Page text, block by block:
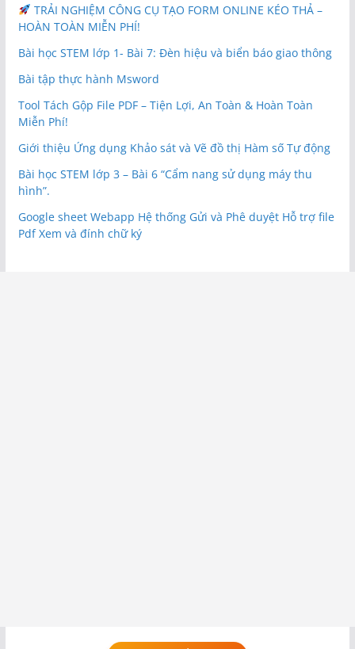
TRẢI NGHIỆM CÔNG CỤ TẠO FORM ONLINE KÉO THẢ –
HOÀN TOÀN MIỄN PHÍ!
Bài học STEM lớp 1- Bài 7: Đèn hiệu và biển báo giao thông
Bài tập thực hành Msword
Tool Tách Gộp File PDF – Tiện Lợi, An Toàn & Hoàn Toàn
Miễn Phí!
Giới thiệu Ứng dụng Khảo sát và Vẽ đồ thị Hàm số Tự động
Bài học STEM lớp 3 – Bài 6 “Cẩm nang sử dụng máy thu
hình”.
Google sheet Webapp Hệ thống Gửi và Phê duyệt Hỗ trợ file
Pdf Xem và đính chữ ký